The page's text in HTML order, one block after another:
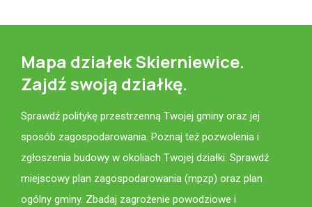
Mapa działek Skierniewice.
Zajdź swoją działkę.
Sprawdź politykę przestrzenną Twojej gminy oraz jej
sposób zagospodarowania. Poznaj też pozwolenia i
zgłoszenia budowy w okoliach Twojej działki. Sprawdź
miejscowy plan zagospodarowania (mpzp) oraz plan
ogólny gminy. Zbadaj zagrożenie powodziowe i